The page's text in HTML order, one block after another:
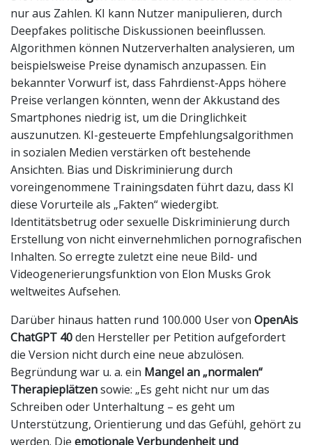
nur aus Zahlen. KI kann Nutzer manipulieren, durch
Deepfakes politische Diskussionen beeinflussen.
Algorithmen können Nutzerverhalten analysieren, um
beispielsweise Preise dynamisch anzupassen. Ein
bekannter Vorwurf ist, dass Fahrdienst-Apps höhere
Preise verlangen könnten, wenn der Akkustand des
Smartphones niedrig ist, um die Dringlichkeit
auszunutzen. KI-gesteuerte Empfehlungsalgorithmen
in sozialen Medien verstärken oft bestehende
Ansichten. Bias und Diskriminierung durch
voreingenommene Trainingsdaten führt dazu, dass KI
diese Vorurteile als „Fakten“ wiedergibt.
Identitätsbetrug oder sexuelle Diskriminierung durch
Erstellung von nicht einvernehmlichen pornografischen
Inhalten. So erregte zuletzt eine neue Bild- und
Videogenerierungsfunktion von Elon Musks Grok
weltweites Aufsehen.
Darüber hinaus hatten rund 100.000 User von OpenAis
ChatGPT 40den Hersteller per Petition aufgefordert
die Version nicht durch eine neue abzulösen.
Begründung war u. a. ein Mangel an „normalen“
Therapieplätzensowie: „Es geht nicht nur um das
Schreiben oder Unterhaltung – es geht um
Unterstützung, Orientierung und das Gefühl, gehört zu
werden. Die emotionale Verbundenheit und